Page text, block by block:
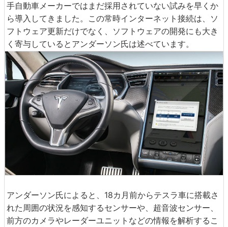
手自動車メーカーではまだ採用されていない試みを早くか
ら導入してきました。この常時インターネット接続は、ソ
フトウェア更新だけでなく、ソフトウェアの開発にも大き
く寄与しているとアンダーソン氏は述べています。
アンダーソン氏によると、18カ月前からテスラ車に搭載さ
れた周囲の状況を感知するセンサーや、超音波センサー、
前方のカメラやレーダーユニットなどの情報を解析するこ